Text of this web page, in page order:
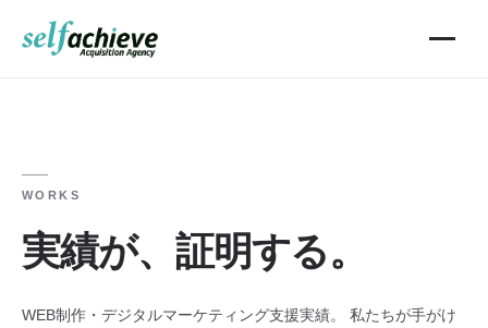
WORKS
実績が、証明する。
WEB制作・デジタルマーケティング支援実績。
私たちが手がけ